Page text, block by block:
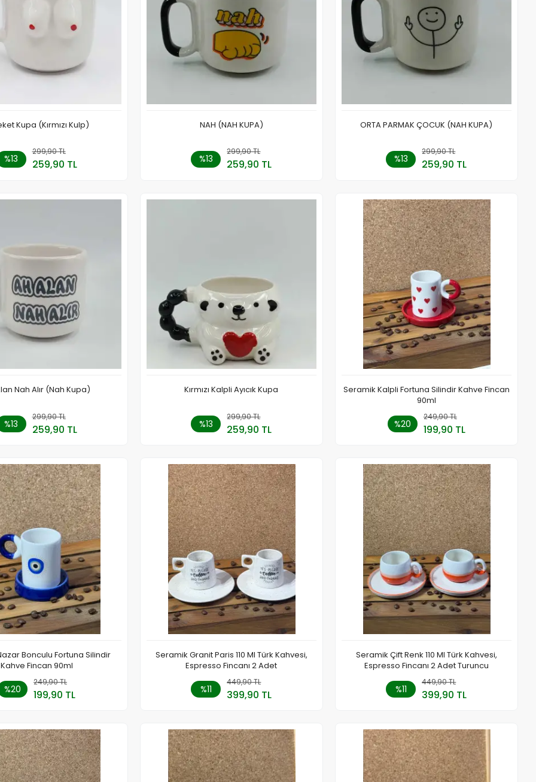
Kupa (Kırmızı Kulp)
%13
299,90 TL
259,90 TL
Sepete Ekle
NAH (NAH KUPA)
%13
299,90 TL
259,90 TL
Sepete Ekle
ORTA PARMAK ÇOCUK (NAH KUPA)
%13
299,90 TL
259,90 TL
Sepete Ekle
Nah Alır (Nah Kupa)
%13
299,90 TL
259,90 TL
Sepete Ekle
Kırmızı Kalpli Ayıcık Kupa
%13
299,90 TL
259,90 TL
Sepete Ekle
Seramik Kalpli Fortuna Silindir Kahve Fincan
90ml
%20
249,90 TL
199,90 TL
Sepete Ekle
Bonculu Fortuna Silindir
Kahve Fincan 90ml
%20
249,90 TL
199,90 TL
Sepete Ekle
Seramik Granit Paris 110 Ml Türk Kahvesi,
Espresso Fincanı 2 Adet
%11
449,90 TL
399,90 TL
Sepete Ekle
Seramik Çift Renk 110 Ml Türk Kahvesi,
Espresso Fincanı 2 Adet Turuncu
%11
449,90 TL
399,90 TL
Sepete Ekle